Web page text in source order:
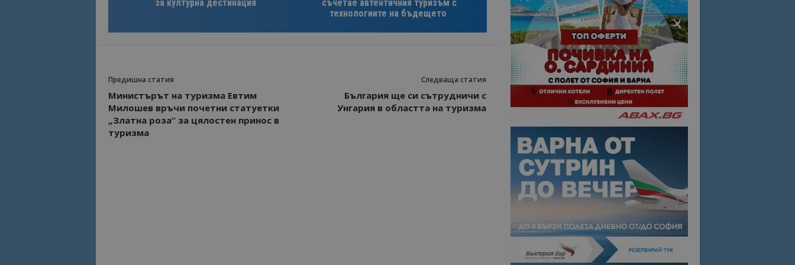
за културна дестинация
съчетае автентичния туризъм с
технологиите на бъдещето
Предишна статия
Министърът на туризма Евтим
Милошев връчи почетни статуетки
„Златна роза“ за цялостен принос в
туризма
Следваща статия
България ще си сътрудничи с
Унгария в областта на туризма